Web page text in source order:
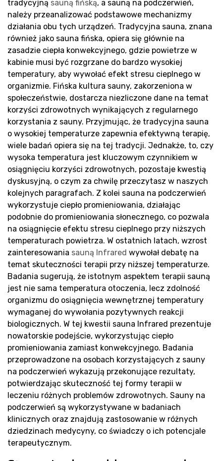
tradycyjną sauną fińską, a sauną na podczerwień,
należy przeanalizować podstawowe mechanizmy
działania obu tych urządzeń. Tradycyjna sauna, znana
również jako sauna fińska, opiera się głównie na
zasadzie ciepła konwekcyjnego, gdzie powietrze w
kabinie musi być rozgrzane do bardzo wysokiej
temperatury, aby wywołać efekt stresu cieplnego w
organizmie. Fińska kultura sauny, zakorzeniona w
społeczeństwie, dostarcza niezliczone dane na temat
korzyści zdrowotnych wynikających z regularnego
korzystania z sauny. Przyjmując, że tradycyjna sauna
o wysokiej temperaturze zapewnia efektywną terapię,
wiele badań opiera się na tej tradycji. Jednakże, to, czy
wysoka temperatura jest kluczowym czynnikiem w
osiągnięciu korzyści zdrowotnych, pozostaje kwestią
dyskusyjną, o czym za chwilę przeczytasz w naszych
kolejnych paragrafach. Z kolei sauna na podczerwień
wykorzystuje ciepło promieniowania, działając
podobnie do promieniowania słonecznego, co pozwala
na osiągnięcie efektu stresu cieplnego przy niższych
temperaturach powietrza. W ostatnich latach, wzrost
zainteresowania sauną Infrared wywołał debatę na
temat skuteczności terapii przy niższej temperaturze.
Badania sugerują, że istotnym aspektem terapii sauną
jest nie sama temperatura otoczenia, lecz zdolność
organizmu do osiągnięcia wewnętrznej temperatury
wymaganej do wywołania pozytywnych reakcji
biologicznych. W tej kwestii sauna Infrared prezentuje
nowatorskie podejście, wykorzystując ciepło
promieniowania zamiast konwekcyjnego. Badania
przeprowadzone na osobach korzystających z sauny
na podczerwień wykazują przekonujące rezultaty,
potwierdzając skuteczność tej formy terapii w
leczeniu różnych problemów zdrowotnych. Sauny na
podczerwień są wykorzystywane w badaniach
klinicznych oraz znajdują zastosowanie w różnych
dziedzinach medycyny, co świadczy o ich potencjale
terapeutycznym.